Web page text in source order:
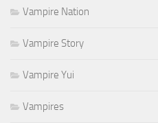
Vampire Nation
Vampire Story
Vampire Yui
Vampires